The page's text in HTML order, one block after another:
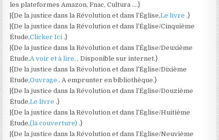
les plateformes Amazon, Fnac, Cultura ….}
|{De la justice dans la Révolution et dans l’Église,Le livre .}
|{De la justice dans la Révolution et dans l’Église/Cinquième
Étude,Clicker Ici .}
|{De la justice dans la Révolution et dans l’Église/Deuxième
Étude,A voir et à lire. . Disponible sur internet.}
|{De la justice dans la Révolution et dans l’Église/Dixième
Étude,Ouvrage . A emprunter en bibliothèque.}
|{De la justice dans la Révolution et dans l’Église/Douzième
Étude,Le livre .}
|{De la justice dans la Révolution et dans l’Église/Huitième
Étude,(la couverture) .}
|{De la justice dans la Révolution et dans l’Église/Neuvième